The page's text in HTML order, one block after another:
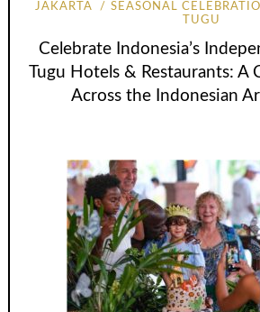
JAKARTA
SEASONAL
TUGU
Celebrate Indonesia’s
Tugu Hotels & Restaurants: A
Across the Indonesian